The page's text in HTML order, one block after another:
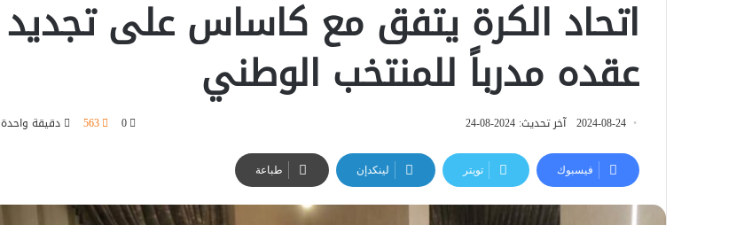
اتحاد الكرة يتفق مع كاساس على تجديد
عقده مدرباً للمنتخب الوطني
2024-08-24 آخر تحديث: 2024-08-24 0
563 دقيقة واحدة
فيسبوك تويتر لينكدإن طباعة